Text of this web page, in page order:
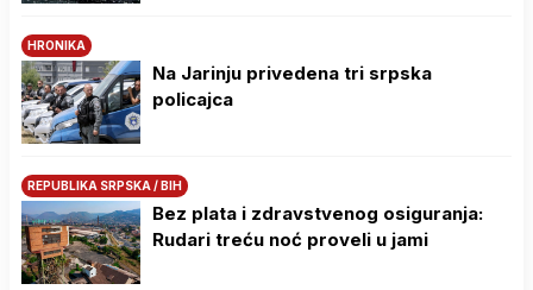
HRONIKA
Na Јarinju privedena tri srpska
policajca
REPUBLIKA SRPSKA / BIH
Bez plata i zdravstvenog osiguranja:
Rudari treću noć proveli u jami